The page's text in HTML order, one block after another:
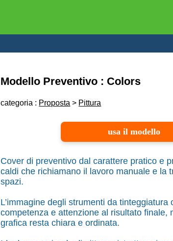
Modello Preventivo : Colors
categoria : Proposta > Pittura
usa il modello
Cover di preventivo dal carattere pratico e
caldi che richiamano il lavoro manuale e la
spazi.
L’immagine degli strumenti da tinteggiatura
competenza e attenzione al risultato finale,
grafica resta chiara e ordinata.